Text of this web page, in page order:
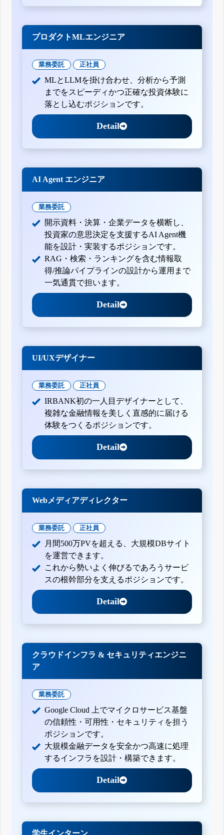
プロダクトMLエンジニア
業務委託 正社員
MLとLLMを掛け合わせ、分析から予測
までをスピーディかつ正確な投資体験に
落とし込むポジションです。
Detail
AI Agent エンジニア
業務委託
開示資料・決算・企業データを横断し、
投資家の意思決定を支援するAI Agent機
能を設計・実装するポジションです。
RAG・検索・ランキングを含む情報取
得/推論パイプラインの設計から運用まで
一気通貫で担います。
Detail
UI/UXデザイナー
業務委託 正社員
IRBANK初の一人目デザイナーとして、
複雑な金融情報を美しく直感的に届ける
体験をつくるポジションです。
Detail
Webメディアディレクター
業務委託 正社員
月間500万PVを超える、大規模DBサイト
を運営できます。
これから勢いよく伸びるであろうサービ
スの根幹部分を支えるポジションです。
Detail
クラウドインフラ & セキュリティエンジニ
ア
業務委託
Google Cloud 上でマイクロサービス基盤
の信頼性・可用性・セキュリティを担う
ポジションです。
大規模金融データを安全かつ高速に処理
するインフラを設計・構築できます。
Detail
学生インターン